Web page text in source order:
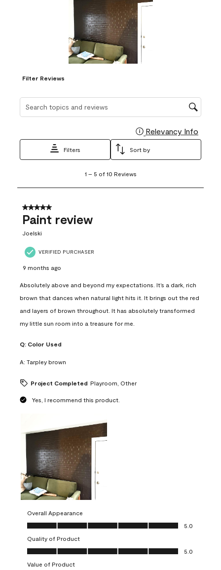
Filter Reviews
Relevancy Info
Filters Sort by
5
10
Reviews
1 – 5 of 10 Reviews
5 out of 5 stars.
Paint review
Joelski
VERIFIED PURCHASER
9 months ago
Absolutely above and beyond my expectations. It’s a dark, rich
brown that dances when natural light hits it. It brings out the red
and layers of brown throughout. It has absolutely transformed
my little sun room into a treasure for me.
Q: Color Used
A: Tarpley brown
Project Completed Playroom, Other
Yes, I recommend this product.
Overall Appearance
Overall Appearance, 5.0 out of 5
5.0
Quality of Product
Quality of Product, 5.0 out of 5
5.0
Value of Product